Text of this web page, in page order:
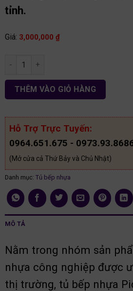
tỉnh.
Giá: 3,000,000 ₫
Tủ bếp nhựa Picomat chữ U TB83 số
THÊM VÀO GIỎ HÀNG
Hỗ Trợ Trực Tuyến:
0964.651.675 -
(Mở cửa cả Thứ Bảy và Chủ Nhật)
Danh mục: Tủ bếp nhựa
MÔ TẢ
Nằm trong nhóm sản
nhựa công nghiệp được
thị trường, tủ bếp nhựa